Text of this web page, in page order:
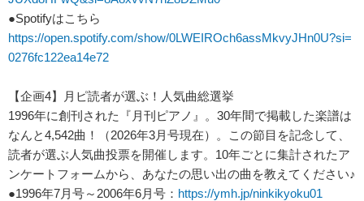
●Spotifyはこちら
https://open.spotify.com/show/0LWEIROch6assMkvyJHn0U?si=
0276fc122ea14e72
【企画4】月ピ読者が選ぶ！人気曲総選挙
1996年に創刊された『月刊ピアノ』。30年間で掲載した楽譜は
なんと4,542曲！（2026年3月号現在）。この節目を記念して、
読者が選ぶ人気曲投票を開催します。10年ごとに集計されたア
ンケートフォームから、あなたの思い出の曲を教えてください♪
●1996年7月号～2006年6月号： https://ymh.jp/ninkikyoku01